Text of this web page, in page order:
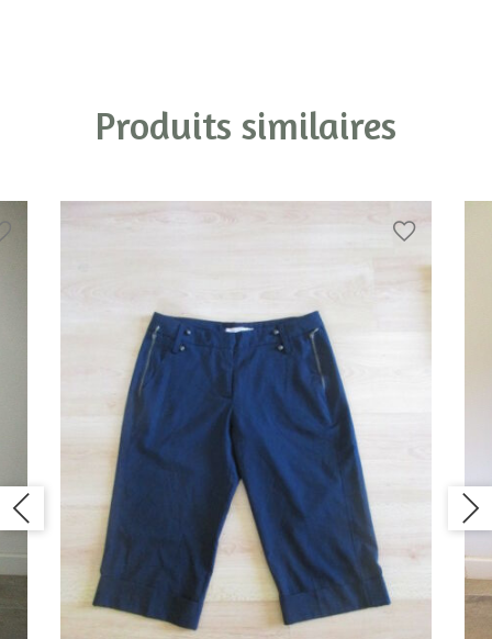
Produits similaires